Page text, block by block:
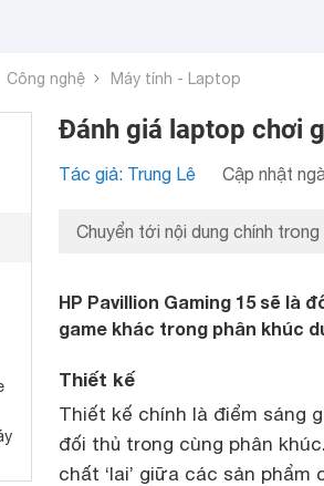
Công nghệ Máy tính - Laptop
Đánh giá laptop chơi
Tác giả: Trung Lê Cập nhật
Chuyển tới nội dung chính trong
HP Pavillion Gaming 15 sẽ
game khác trong phân khúc
Thiết kế
Thiết kế chính là điểm sáng
đối thủ trong cùng phân
chất ‘lai’ giữa các sản